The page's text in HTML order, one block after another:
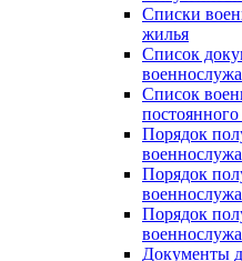
Списки
жилья
Список
Список
Порядок
Порядок
Порядок
Документы